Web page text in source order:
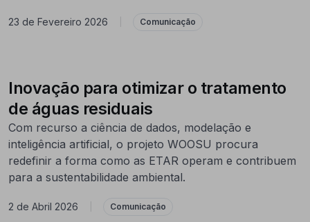
23 de Fevereiro 2026 Comunicação
Inovação para otimizar o tratamento
de águas residuais
Com recurso a ciência de dados, modelação e
inteligência artificial, o projeto WOOSU procura
redefinir a forma como as ETAR operam e contribuem
para a sustentabilidade ambiental.
2 de Abril 2026 Comunicação